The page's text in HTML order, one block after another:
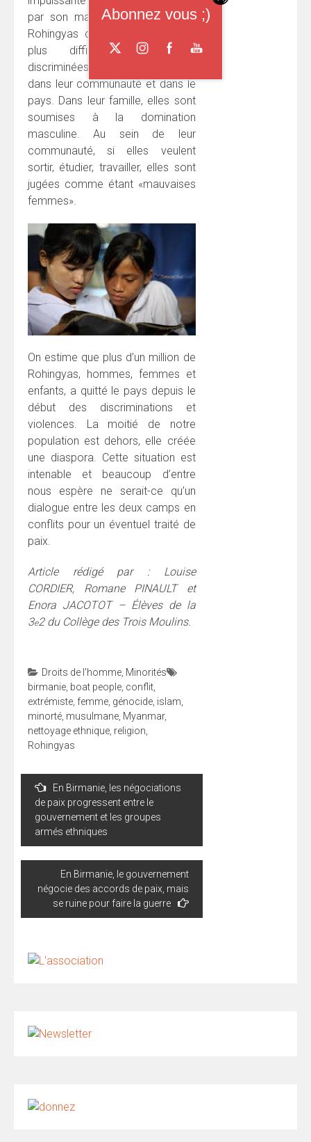
par son mari. Pour les femmes
Rohingyas comme elle, tout est
plus difficile. Elles sont
discriminées dans leur famille,
dans leur communauté et dans le
pays. Dans leur famille, elles sont
soumises à la domination
masculine. Au sein de leur
communauté, si elles veulent
sortir, étudier, travailler, elles sont
jugées comme étant «mauvaises
femmes».
On estime que plus d’un million de
Rohingyas, hommes, femmes et
enfants, a quitté le pays depuis le
début des discriminations et
violences. La moitié de notre
population est dehors, elle créée
une diaspora. Cette situation est
intenable et beaucoup d’entre
nous espère ne serait-ce qu’un
dialogue entre les deux camps en
conflits pour un éventuel traité de
paix.
Article rédigé par : Louise
CORDIER, Romane PINAULT et
Enora JACOTOT – Élèves de la
3e2 du Collège des Trois Moulins.
Droits de l'homme Minorités
birmanie boat people conflit
extrémiste femme génocide islam
minorté musulmane Myanmar,
nettoyage ethnique religion
Rohingyas
Navigation
l’article
En Birmanie, les négociations
de paix progressent entre le
gouvernement et les groupes
armés ethniques
En Birmanie, le gouvernement
négocie des accords de paix, mais
se ruine pour faire la guerre
Abonnez vous ;)